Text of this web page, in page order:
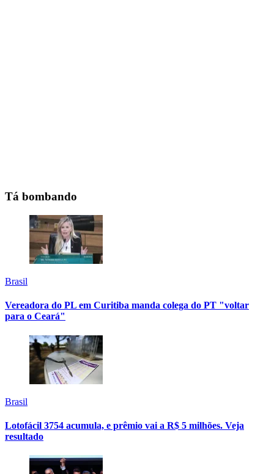
Tá bombando
Brasil
Vereadora do PL em Curitiba manda colega do PT "voltar
para o Ceará"
Brasil
Lotofácil 3754 acumula, e prêmio vai a R$ 5 milhões. Veja
resultado